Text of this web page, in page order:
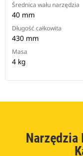
Średnica wału narzędzia
40 mm
Długość całkowita
430 mm
Masa
4 kg
Narzędzia